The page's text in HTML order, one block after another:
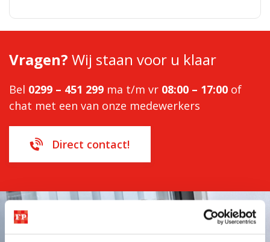
Vragen? Wij staan voor u klaar
Bel 0299 – 451 299 ma t/m vr 08:00 – 17:00 of
chat met een van onze medewerkers
Direct contact!